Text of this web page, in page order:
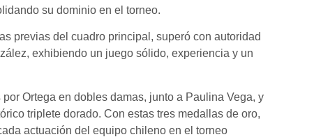
su dominio en el torneo.
previas del cuadro principal, superó con autoridad
exhibiendo un juego sólido, experiencia y un
Ortega en dobles damas, junto a Paulina Vega, y
triplete dorado. Con estas tres medallas de oro,
actuación del equipo chileno en el torneo